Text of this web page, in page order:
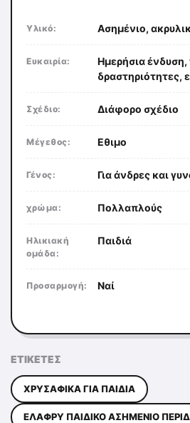
Υλικό: Ασημένιο,
Ευκαιρία:
Ημερήσια ένδυση,
δραστηριότητες,
Σχέδιο: Διάφορο σχέδιο
Μέγεθος: Εθιμο
Γένος: Για άνδρες και
χρώμα: Πολλαπλούς
Ηλικιακή
ομάδα:
Παιδιά
Προσαρμογή: Ναί
ΕΤΙΚΈΤΕΣ
ΧΡΥΣΑΦΙΚΆ ΓΙΑ ΠΑΙΔΙΆ
ΕΛΑΦΡΎ ΠΑΙΔΙΚΌ ΑΣΗΜΈΝΙΟ